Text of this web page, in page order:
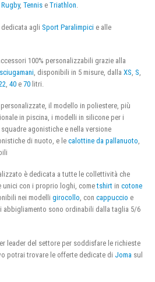
Rugby, Tennis e Triathlon.
agli Sport Paralimpici e alle
100% personalizzabili grazie alla
, disponibili in 5 misure, dalla XS S
40 e 70 litri.
il modello in poliestere, più
in piscina, i modelli in silicone per i
agonistiche e nella versione
di nuoto, e le calottine da pallanuoto,
è dedicata a tutte le collettività che
unici con i proprio loghi, cometshirt in cotone
nei modelli girocollo, con cappuccio e
abbigliamento sono ordinabili dalla taglia 5/6
leader del settore per soddisfare le richieste
potrai trovare le offerte dedicate di Joma sul